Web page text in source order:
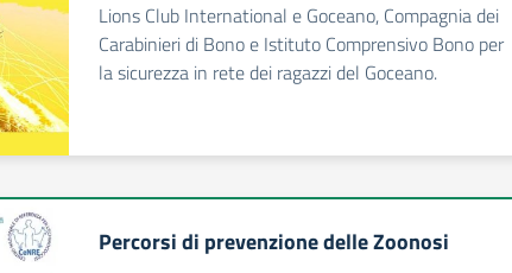
Lions Club International e Goceano, Compagnia dei
Carabinieri di Bono e Istituto Comprensivo Bono per
la sicurezza in rete dei ragazzi del Goceano.
Percorsi di prevenzione delle Zoonosi